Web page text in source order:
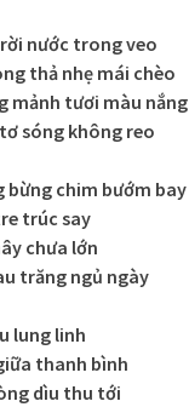
nước trong veo
thả nhẹ mái chèo
mảnh tươi màu nắng
sóng không reo
bừng chim bướm bay
trúc say
chưa lớn
trăng ngủ ngày
lung linh
thanh bình
dìu thu tới